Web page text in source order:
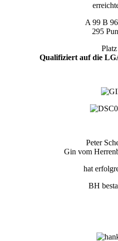
A 99 B
295
Platz
Qualifiziert auf die
Peter
Gin vom
hat
BH